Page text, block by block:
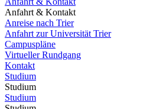
Anfahrt & Kontakt
Anreise nach Trier
Anfahrt zur Universität Trier
Campuspläne
Virtueller Rundgang
Kontakt
Studium
Studium
Studium